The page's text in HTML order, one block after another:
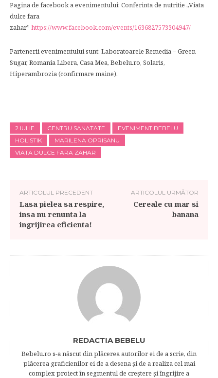
Pagina de facebook a evenimentului: Conferinta de nutritie „Viata
dulce fara
zahar” https://www.facebook.com/events/1636827573304947/
Partenerii evenimentului sunt: Laboratoarele Remedia – Green
Sugar, Romania Libera, Casa Mea, Bebelu.ro, Solaris,
Hiperambrozia (confirmare maine).
2 IULIE CENTRU SANATATE
EVENIMENT BEBELU
HOLISTIK
MARILENA OPRISANU
VIATA DULCE FARA ZAHAR
ARTICOLUL PRECEDENT
Lasa pielea sa respire,
insa nu renunta la
ingrijirea eficienta!
ARTICOLUL URMĂTOR
Cereale cu mar si
banana
REDACTIA BEBELU
Bebelu.ro s-a născut din plăcerea autorilor ei de a scrie, din
plăcerea graficienilor ei de a desena şi de a realiza cel mai
complex proiect în segmentul de creştere şi îngrijire a